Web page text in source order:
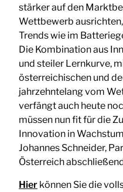
stärker auf den
Wettbewerb
Trends wie im
Die Kombination aus
und steiler Lernkurve,
österreichischen und
jahrzehntelang vom
verfängt auch heute
müssen nun fit für die
Innovation in
Johannes Schneider,
Österreich
Hier können Sie die